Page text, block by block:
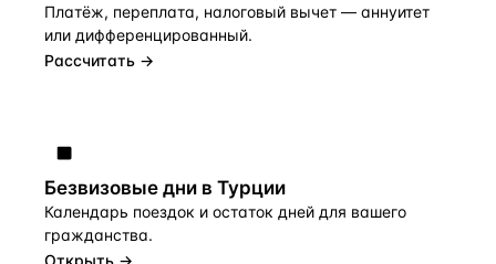
Платёж, переплата, налоговый вычет — аннуитет
или дифференцированный.
Рассчитать →
Безвизовые дни в Турции
Календарь поездок и остаток дней для вашего
гражданства.
Открыть →